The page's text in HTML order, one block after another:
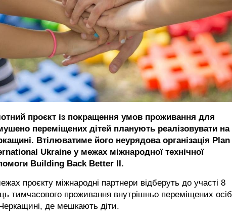
проєкт із покращення умов проживання для
переміщених дітей планують реалізовувати на
Втілюватиме його неурядова організація Plan
Ukraine у межах міжнародної технічної
Building Back Better II.
проєкту міжнародні партнери відберуть до участі 8
тимчасового проживання внутрішньо переміщених осіб
де мешкають діти.